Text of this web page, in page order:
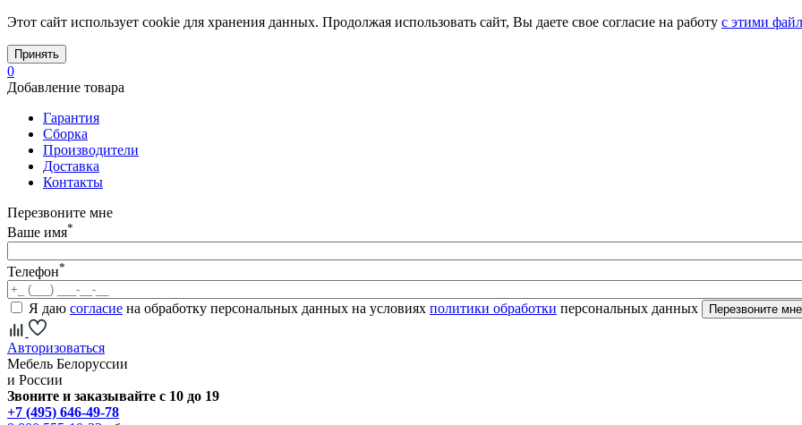
Этот сайт использует cookie для хранения данных. Продолжая использовать сайт, Вы даете свое согласие на работу с этими
Принять
0
Добавление товара
Гарантия
Сборка
Производители
Доставка
Контакты
Перезвоните мне
Ваше имя*
Телефон*
Я даю согласие на обработку персональных данных на условиях политики обработки персональных данных
Авторизоваться
Мебель Белоруссии
и России
Звоните и заказывайте с 10 до 19
+7 (495) 646-49-78